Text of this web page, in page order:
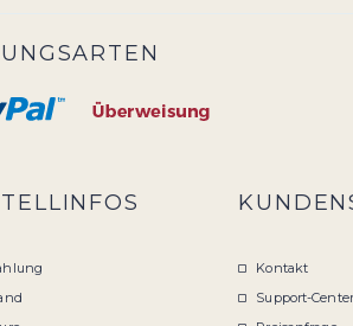
Kontakt
Support-Center